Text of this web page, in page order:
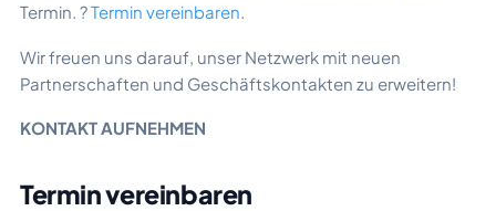
Termin. ?Termin vereinbaren.
Wir freuen uns darauf, unser Netzwerk mit neuen
Partnerschaften und Geschäftskontakten zu erweitern!
KONTAKT AUFNEHMEN
Termin vereinbaren